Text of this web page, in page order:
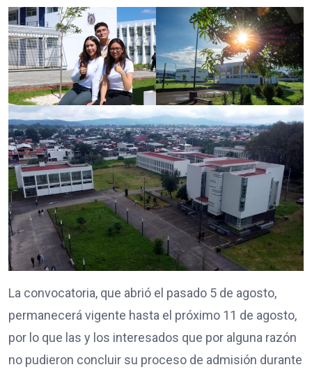
La convocatoria, que abrió el pasado 5 de agosto,
permanecerá vigente hasta el próximo 11 de agosto,
por lo que las y los interesados que por alguna razón
no pudieron concluir su proceso de admisión durante